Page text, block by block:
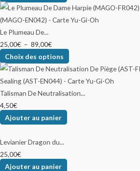
Le Plumeau De...
25,00€ – 89,00€
Choix des options
Talisman De Neutralisation...
4,50€
Ajouter au panier
Levianier Dragon du...
25,00€
Ajouter au panier